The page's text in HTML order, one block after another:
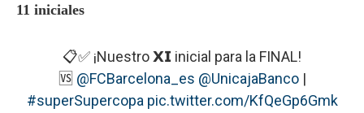
11 iniciales
📋✅ ¡Nuestro 𝗫𝗜 inicial para la FINAL!
🆚 @FCBarcelona_es @UnicajaBanco|
#superSupercopa pic.twitter.com/KfQeGp6Gmk